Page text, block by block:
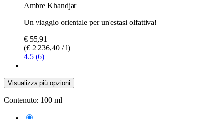
Ambre Khandjar
Un viaggio orientale per un'estasi olfattiva!
€ 55,91
(€ 2.236,40 / l)
4.5 (6)
Visualizza più opzioni
Contenuto: 100 ml